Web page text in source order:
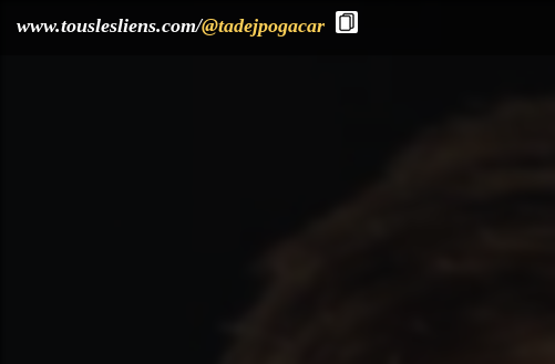
www.touslesliens.com/@tadejpogacar